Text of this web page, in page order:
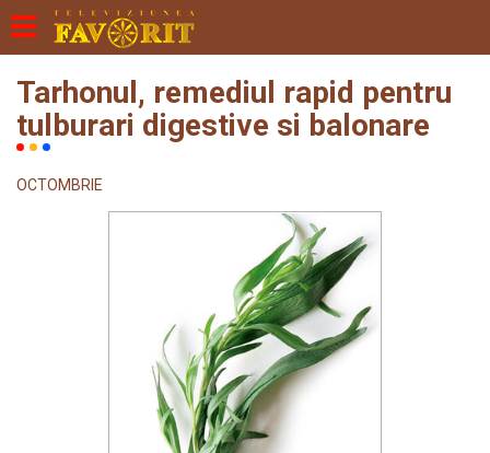
Tarhonul, remediul rapid pentru
tulburari digestive si balonare
OCTOMBRIE